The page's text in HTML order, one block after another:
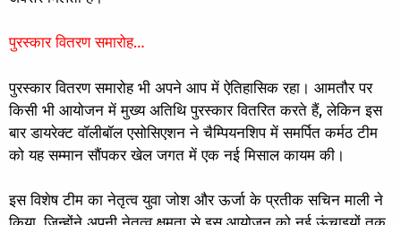
पुरस्कार वितरण समारोह…
पुरस्कार वितरण समारोह भी अपने आप में ऐतिहासिक रहा। आमतौर पर
किसी भी आयोजन में मुख्य अतिथि पुरस्कार वितरित करते हैं, लेकिन इस
बार डायरेक्ट वॉलीबॉल एसोसिएशन ने चैम्पियनशिप में समर्पित कर्मठ टीम
को यह सम्मान सौंपकर खेल जगत में एक नई मिसाल कायम की।
इस विशेष टीम का नेतृत्व युवा जोश और ऊर्जा के प्रतीक सचिन माली ने